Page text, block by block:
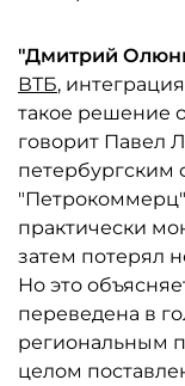
"Дмитрий
ВТБ,
такое решение
говорит Павел
петербургским
практически
затем потерял
Но это
переведена в
региональным
целом